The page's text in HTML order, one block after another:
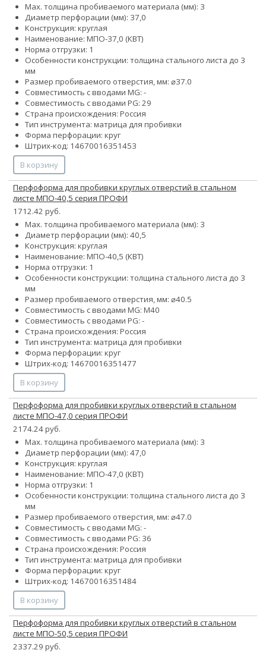
Max. толщина пробиваемого материала (мм): 3
Диаметр перфорации (мм): 37,0
Конструкция: круглая
Наименование: МПО-37,0 (КВТ)
Норма отгрузки: 1
Особенности конструкции: толщина стального листа до 3
мм
Размер пробиваемого отверстия, мм: ⌀37.0
Совместимость с вводами MG: -
Совместимость с вводами PG: 29
Страна происхождения: Россия
Тип инструмента: матрица для пробивки
Форма перфорации: круг
Штрих-код: 14670016351453
В корзину
Перфоформа для пробивки круглых отверстий в стальном
листе МПО-40,5 серия ПРОФИ
1712.42 руб.
Max. толщина пробиваемого материала (мм): 3
Диаметр перфорации (мм): 40,5
Конструкция: круглая
Наименование: МПО-40,5 (КВТ)
Норма отгрузки: 1
Особенности конструкции: толщина стального листа до 3
мм
Размер пробиваемого отверстия, мм: ⌀40.5
Совместимость с вводами MG: М40
Совместимость с вводами PG: -
Страна происхождения: Россия
Тип инструмента: матрица для пробивки
Форма перфорации: круг
Штрих-код: 14670016351477
В корзину
Перфоформа для пробивки круглых отверстий в стальном
листе МПО-47,0 серия ПРОФИ
2174.24 руб.
Max. толщина пробиваемого материала (мм): 3
Диаметр перфорации (мм): 47,0
Конструкция: круглая
Наименование: МПО-47,0 (КВТ)
Норма отгрузки: 1
Особенности конструкции: толщина стального листа до 3
мм
Размер пробиваемого отверстия, мм: ⌀47.0
Совместимость с вводами MG: -
Совместимость с вводами PG: 36
Страна происхождения: Россия
Тип инструмента: матрица для пробивки
Форма перфорации: круг
Штрих-код: 14670016351484
В корзину
Перфоформа для пробивки круглых отверстий в стальном
листе МПО-50,5 серия ПРОФИ
2337.29 руб.